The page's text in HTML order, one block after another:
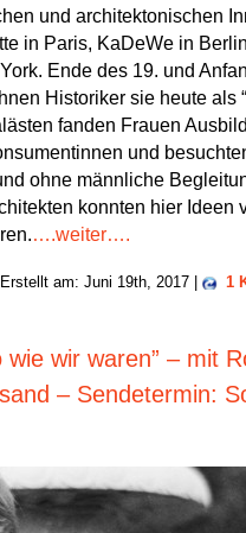
und architektonischen
in Paris, KaDeWe in
Ende des 19. und
Historiker sie heute als
fanden Frauen
und
ohne männliche
konnten hier Ideen
….weiter….
Erstellt am: Juni 19th, 2017 | 1
wie wir waren” – mit
– Sendetermin: